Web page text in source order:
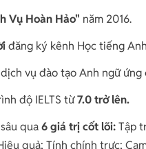
Vụ Hoàn Hảo" năm 2016.
đăng ký kênh Học tiếng
vụ đào tạo Anh ngữ ứng
độ IELTS từ7.0 trở lên.
qua6 giá trị cốt lõi:Tập
quả; Tính chính trực;